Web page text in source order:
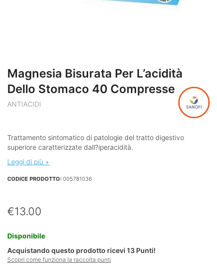
Magnesia Bisurata Per L’acidità
Dello Stomaco 40 Compresse
ANTIACIDI
Trattamento sintomatico di patologie del tratto digestivo
superiore caratterizzate dall?iperacidità.
Leggi di più +
CODICE PRODOTTO: 005781036
€13.00
Disponibile
Acquistando questo prodotto ricevi 13 Punti!
Scopri come funziona la raccolta punti